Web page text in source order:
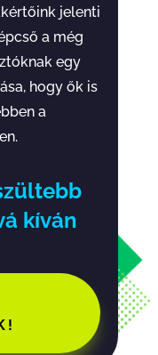
jelenti
a még
egy
hogy ők is
a
kíván